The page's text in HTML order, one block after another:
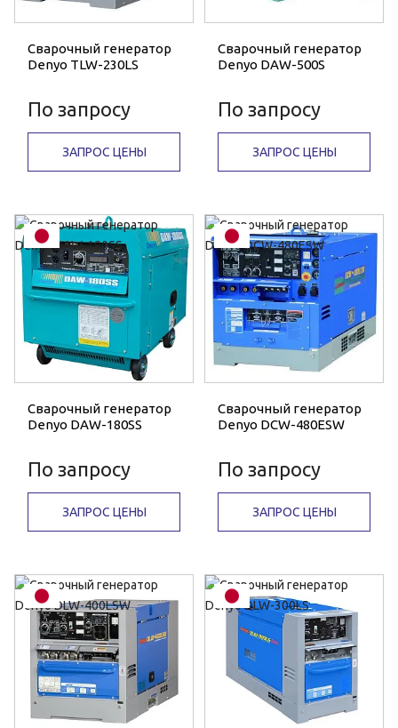
Сварочный генератор
Denyo TLW-230LS
По запросу
ЗАПРОС ЦЕНЫ
Сварочный генератор
Denyo DAW-500S
По запросу
ЗАПРОС ЦЕНЫ
Сварочный генератор
Denyo DAW-180SS
По запросу
ЗАПРОС ЦЕНЫ
Сварочный генератор
Denyo DCW-480ESW
По запросу
ЗАПРОС ЦЕНЫ